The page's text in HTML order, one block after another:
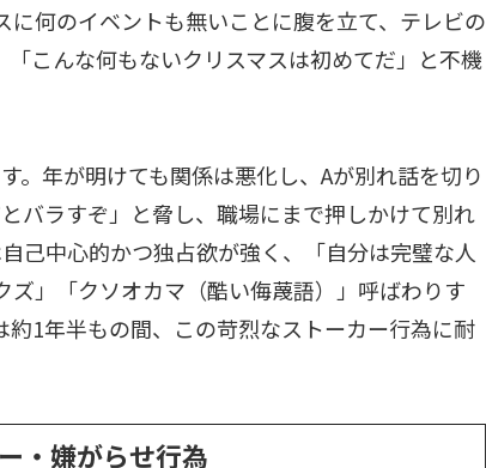
何のイベントも無いことに腹を立て、テレビの
こんな何もないクリスマスは初めてだ」と不機
。年が明けても関係は悪化し、Aが別れ話を切り
バラすぞ」と脅し、職場にまで押しかけて別れ
己中心的かつ独占欲が強く、「自分は完璧な人
」「クソオカマ（酷い侮蔑語）」呼ばわりす
1年半もの間、この苛烈なストーカー行為に耐
・嫌がらせ行為